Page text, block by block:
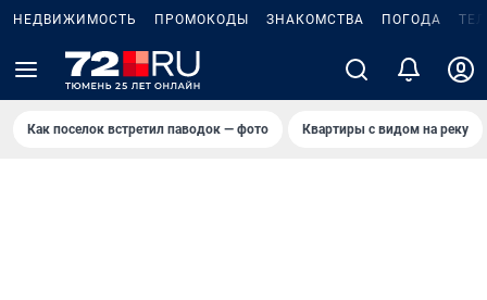
НЕДВИЖИМОСТЬ ПРОМОКОДЫ ЗНАКОМСТВА ПОГОДА
Как поселок встретил паводок — фото Квартиры с видом на реку